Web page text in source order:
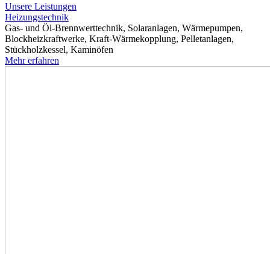
Unsere Leistungen
Heizungstechnik
Gas- und Öl-Brennwerttechnik, Solaranlagen, Wärmepumpen,
Blockheizkraftwerke, Kraft-Wärmekopplung, Pelletanlagen,
Stückholzkessel, Kaminöfen
Mehr erfahren